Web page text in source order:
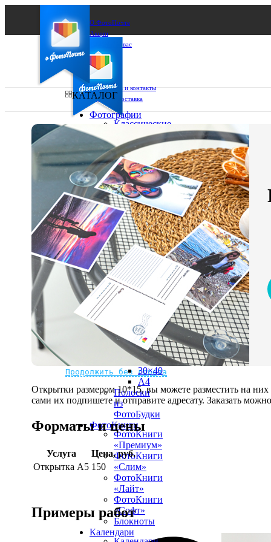
О ФотоПочте
Акции
Сделаем за вас
Бизнесу
FAQ
Франшиза
Поддержка и контакты
Оплата и доставка
Ваш город:
Ваш регион доставки
Выберите из списка:
Не нашли Ваш город?
Мы доставляем по всему миру
Продолжить без города
КАТАЛОГ
Фотографии
Классические
10х10
13х18
15х15
15х20
20х20
20х30
30х30
30х40
А4
Фото
в
рамке
10х10
10×15
13×18
15×15
15×20
20×20
20×30
30×30
30×40
A4
Полоски
из
ФотоБудки
ФотоКниги
ФотоКниги
«Премиум»
ФотоКниги
«Слим»
ФотоКниги
«Лайт»
ФотоКниги
«Софт»
Блокноты
Календари
Открытки размером 10*15, вы можете разместить на
сами их подпишете и отправите адресату. Заказать
Форматы и цены
Услуга
Цена, руб.
Открытка А5 150
Примеры работ